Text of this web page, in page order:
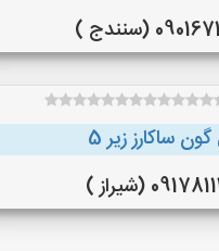
(سنندج )
ساکارز زیر 5
(شیراز )